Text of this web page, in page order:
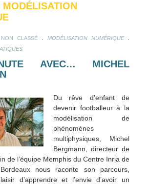
NON CLASSÉ MODÉLISATION NUMÉRIQUE.
AVEC… MICHEL
Du rêve d’enfant de
devenir footballeur à la
modélisation de
phénomènes
multiphysiques, Michel
Bergmann, directeur de
de l’équipe Memphis du Centre Inria de
nous raconte son parcours,
d’apprendre et l’envie d’avoir un